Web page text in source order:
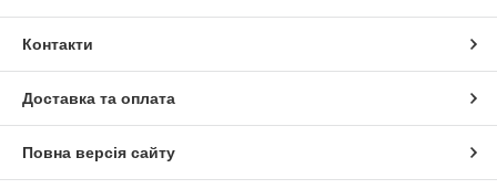
Контакти
Доставка та оплата
Повна версія сайту